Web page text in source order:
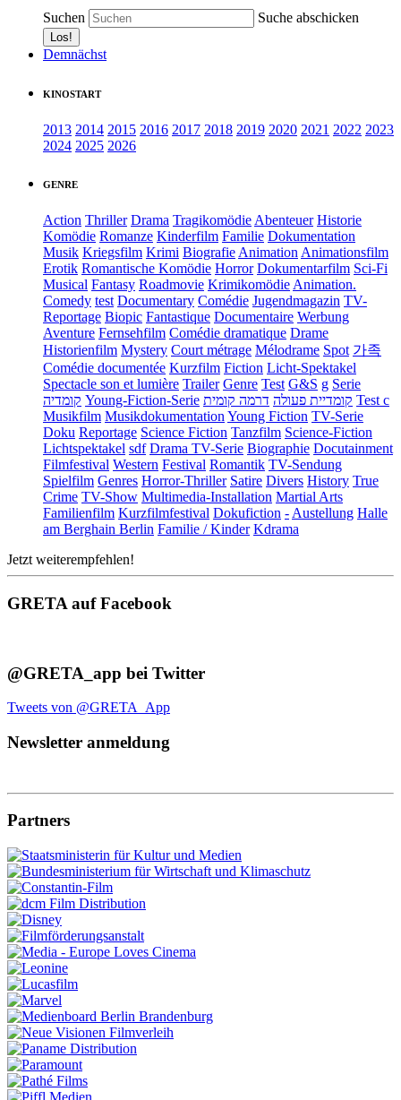
Suchen Suche abschicken
Demnächst
KINOSTART
2013 2014 2015 2016 2017 2018 2019 2020 2021 2022 2023
2024 2025 2026
GENRE
Action Thriller Drama TragikomödieAbenteuer Historie
Komödie Romanze Kinderfilm Familie Dokumentation
Musik Kriegsfilm Krimi BiografieAnimationAnimationsfilm
Erotik Romantische Komödie Horror Dokumentarfilm Sci-Fi
Musical Fantasy Roadmovie KrimikomödieAnimation.
Comedy test Documentary Comédie Jugendmagazin TV-
Reportage Biopic Fantastique Documentaire Werbung
Aventure Fernsehfilm Comédie dramatique Drame
Historienfilm Mystery Court métrage Mélodrame Spot 가족
Comédie documentée Kurzfilm Fiction Licht-Spektakel
Spectacle son et lumière Trailer Genre Test G&S g Serie
קומדיה Young-Fiction-Serie קומדיית פעולה דרמה קומית
Test c
Musikfilm MusikdokumentationYoung Fiction TV-Serie
Doku Reportage Science Fiction Tanzfilm Science-Fiction
Lichtspektakel sdf Drama TV-Serie Biographie Docutainment
Filmfestival Western Festival Romantik TV-Sendung
Spielfilm Genres Horror-Thriller Satire Divers History True
Crime TV-Show Multimedia-Installation Martial Arts
Familienfilm Kurzfilmfestival Dokufiction -Austellung Halle
am Berghain Berlin Familie / Kinder Kdrama
Jetzt weiterempfehlen!
GRETA auf Facebook
@GRETA_app bei Twitter
Tweets von @GRETA_App
Newsletter anmeldung
Partners